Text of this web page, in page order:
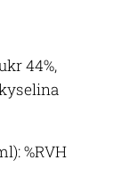
44%,
%RVH